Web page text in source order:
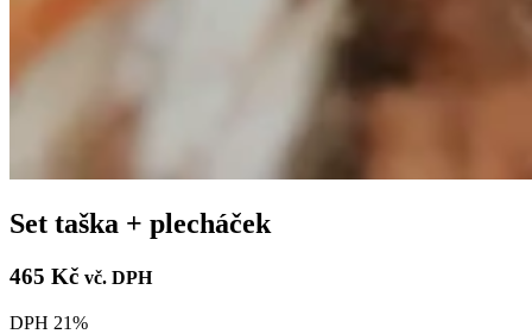
Set taška + plecháček
465 Kč vč. DPH
DPH 21%